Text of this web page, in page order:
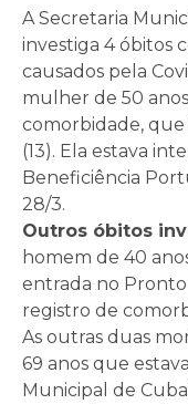
A Secretaria
investiga 4 óbitos
causados pela
mulher de 50
comorbidade,
(13). Ela estava
Beneficiência
28/3.
Outros óbitos
homem de 40
entrada no
registro de
As outras duas
69 anos que
Municipal de